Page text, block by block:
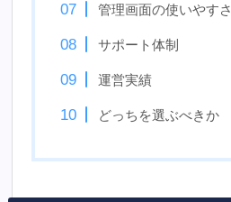
管理画面の使いやすさ
サポート体制
運営実績
どっちを選ぶべきか